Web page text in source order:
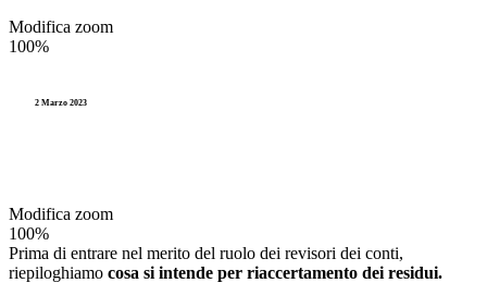
Modifica zoom
100%
2 Marzo 2023
Modifica zoom
100%
Prima di entrare nel merito del ruolo dei revisori dei conti,
riepiloghiamo cosa si intende per riaccertamento dei residui.